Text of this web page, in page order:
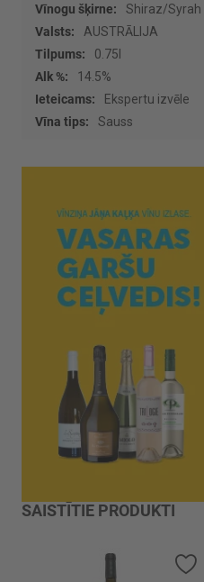
Vairāk
informācijas
Shiraz/Syrah
AUSTRĀLIJA
0.75l
14.5%
Ekspertu izvēle
Sauss
SAISTĪTIE PRODUKTI